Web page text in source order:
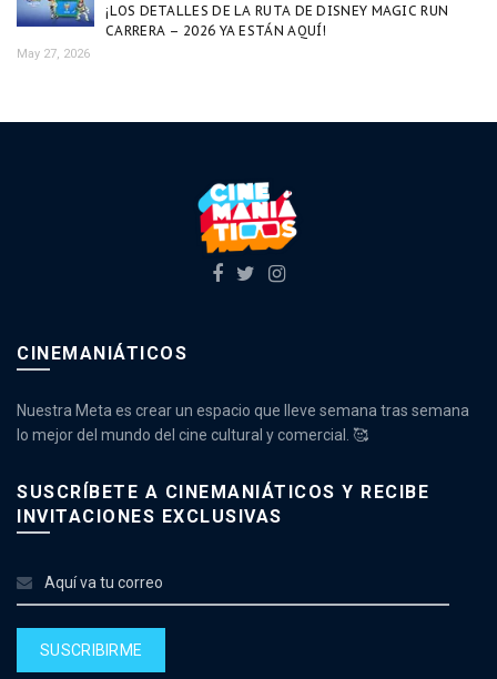
¡LOS DETALLES DE LA RUTA DE DISNEY MAGIC RUN
CARRERA – 2026 YA ESTÁN AQUÍ!
May 27, 2026
CINEMANIÁTICOS
Nuestra Meta es crear un espacio que lleve semana tras semana
lo mejor del mundo del cine cultural y comercial. 🥰
SUSCRÍBETE A CINEMANIÁTICOS Y RECIBE
INVITACIONES EXCLUSIVAS